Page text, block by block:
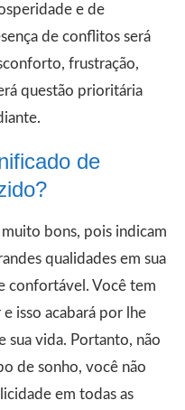
e de
de conflitos será
frustração,
questão prioritária
de
muito bons, pois indicam
qualidades em sua
confortável. Você tem
isso acabará por lhe
sua vida. Portanto, não
de sonho, você não
em todas as